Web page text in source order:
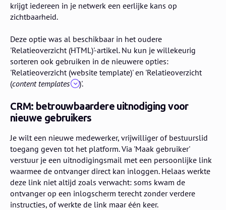
krijgt iedereen in je netwerk een eerlijke kans op
zichtbaarheid.
Deze optie was al beschikbaar in het oudere
'Relatieoverzicht (HTML)'-artikel. Nu kun je willekeurig
sorteren ook gebruiken in de nieuwere opties:
'Relatieoverzicht (website template)' en 'Relatieoverzicht
(content templates )'.
CRM: betrouwbaardere uitnodiging voor
nieuwe gebruikers
Je wilt een nieuwe medewerker, vrijwilliger of bestuurslid
toegang geven tot het platform. Via 'Maak gebruiker'
verstuur je een uitnodigingsmail met een persoonlijke link
waarmee de ontvanger direct kan inloggen. Helaas werkte
deze link niet altijd zoals verwacht: soms kwam de
ontvanger op een inlogscherm terecht zonder verdere
instructies, of werkte de link maar één keer.